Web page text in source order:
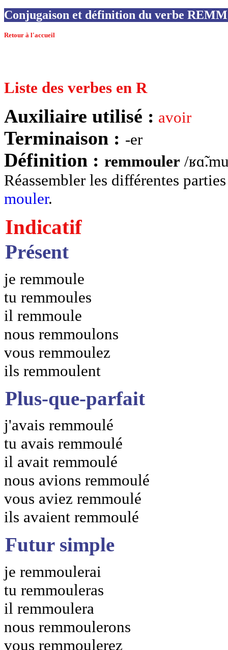
Conjugaison et définition du verbe
Retour à l'accueil
Liste des verbes en R
Auxiliaire utilisé : avoir
Terminaison : -er
Définition : remmouler /
Réassembler les différentes
mouler.
Indicatif
Présent
je remmoule
tu remmoules
il remmoule
nous remmoulons
vous remmoulez
ils remmoulent
Plus-que-parfait
j'avais remmoulé
tu avais remmoulé
il avait remmoulé
nous avions remmoulé
vous aviez remmoulé
ils avaient remmoulé
Futur simple
je remmoulerai
tu remmouleras
il remmoulera
nous remmoulerons
vous remmoulerez